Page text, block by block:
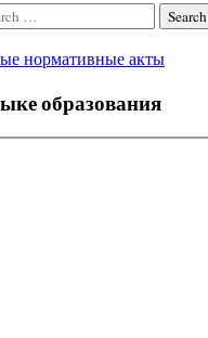
Search
нормативные акты
образования